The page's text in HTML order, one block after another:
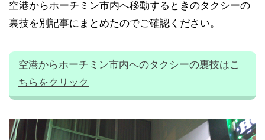
空港からホーチミン市内へ移動するときのタクシーの
裏技を別記事にまとめたのでご確認ください。
空港からホーチミン市内へのタクシーの裏技はこ
ちらをクリック